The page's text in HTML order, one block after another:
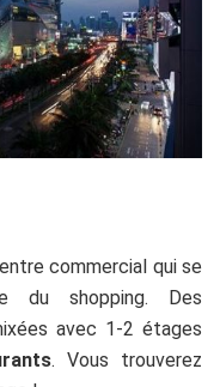
commercial qui se
du shopping. Des
avec 1-2 étages
. Vous trouverez